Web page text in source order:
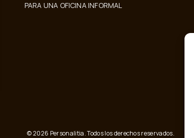
PARA UNA OFICINA INFORMAL
© 2026 Personalitia. Todos los derechos reservados.